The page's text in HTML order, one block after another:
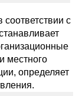
с
местного
определяет